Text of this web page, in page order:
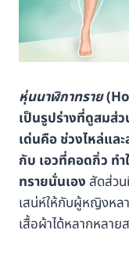
หุ่นนาฬิกาทราย
เป็นรูปร่างที่ดูสมส่
เด่นคือ ช่วงไหล่แล
กับ เอวที่คอดกิ่ว ท
ทรายนั่นเองสัดส่วน
เสน่ห์ให้กับผู้หญิงหลา
เสื้อผ้าได้หลากหลา